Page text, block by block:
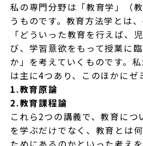
私の専門分野は「教育学」（
うものです。教育方法学とは、
「どういった教育を行えば、
び、学習意欲をもって授業に
か」を考えていくものです。
は主に4つあり、このほかにゼ
1.教育原論
2.教育課程論
これら2つの講義で、教育につ
を学ぶだけでなく、教育とは